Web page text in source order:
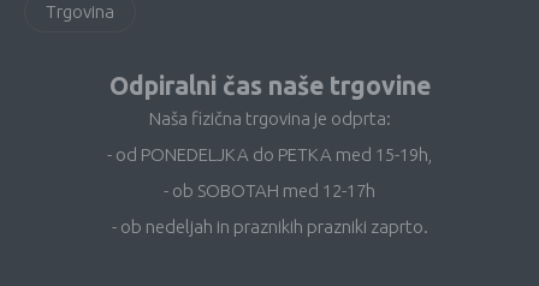
Trgovina
Odpiralni čas naše trgovine
Naša fizična trgovina je odprta:
- od PONEDELJKA do PETKA med 15-19h,
- ob SOBOTAH med 12-17h
- ob nedeljah in praznikih prazniki zaprto.